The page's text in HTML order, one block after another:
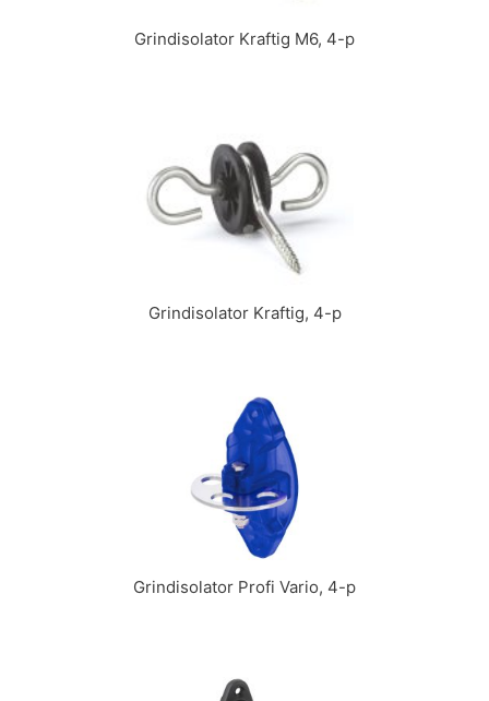
Grindisolator Kraftig M6, 4-p
Grindisolator Kraftig, 4-p
Grindisolator Profi Vario, 4-p